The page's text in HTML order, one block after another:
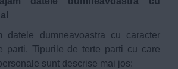
datele dumneavoastra cu caracter
parti. Tipurile de terte parti cu care
sunt descrise mai jos: